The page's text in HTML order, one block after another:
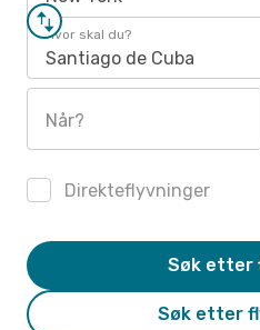
Hvor skal du?
Santiago de Cuba
Når?
Direkteflyvninger
Søk etter
Søk etter